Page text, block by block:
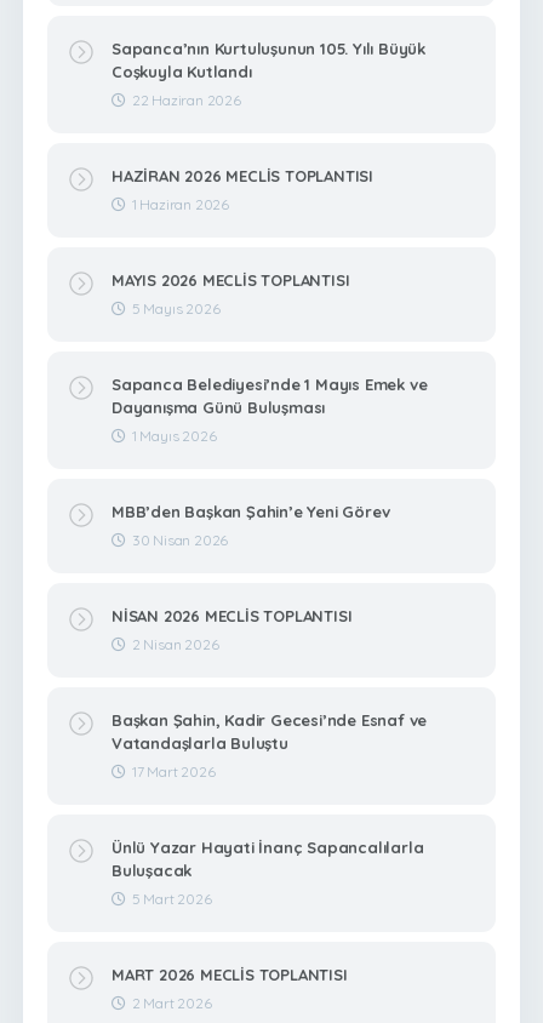
Sapanca’nın Kurtuluşunun 105. Yılı Büyük
Coşkuyla Kutlandı
22 Haziran 2026
HAZİRAN 2026 MECLİS TOPLANTISI
1 Haziran 2026
MAYIS 2026 MECLİS TOPLANTISI
5 Mayıs 2026
Sapanca Belediyesi’nde 1 Mayıs Emek ve
Dayanışma Günü Buluşması
1 Mayıs 2026
MBB’den Başkan Şahin’e Yeni Görev
30 Nisan 2026
NİSAN 2026 MECLİS TOPLANTISI
2 Nisan 2026
Başkan Şahin, Kadir Gecesi’nde Esnaf ve
Vatandaşlarla Buluştu
17 Mart 2026
Ünlü Yazar Hayati İnanç Sapancalılarla
Buluşacak
5 Mart 2026
MART 2026 MECLİS TOPLANTISI
2 Mart 2026